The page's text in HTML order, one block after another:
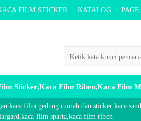
FILM STICKER KATALOG PAGE
Sticker,Kaca Film Riben,Kaca Film
kaca film gedung rumah dan sticker kaca
film sparta,kaca film riben